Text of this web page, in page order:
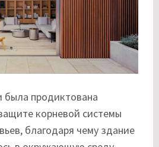
была продиктована
корневой системы
благодаря чему здание